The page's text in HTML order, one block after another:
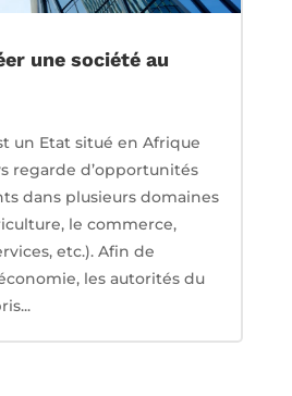
une société au
un Etat situé en Afrique
regarde d’opportunités
dans plusieurs domaines
le commerce,
etc.). Afin de
les autorités du